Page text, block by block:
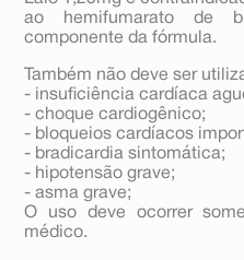
ao hemifumarato de
componente da fórmula.
Também não deve ser
- insuficiência cardíaca
- choque cardiogênico;
- bloqueios cardíacos
- bradicardia sintomática;
- hipotensão grave;
- asma grave;
O uso deve ocorrer
médico.